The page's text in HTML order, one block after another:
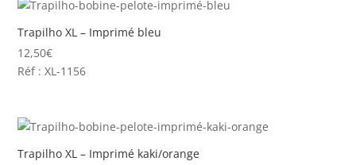
Trapilho XL – Imprimé bleu
12,50€
Réf : XL-1156
Trapilho XL – Imprimé kaki/orange